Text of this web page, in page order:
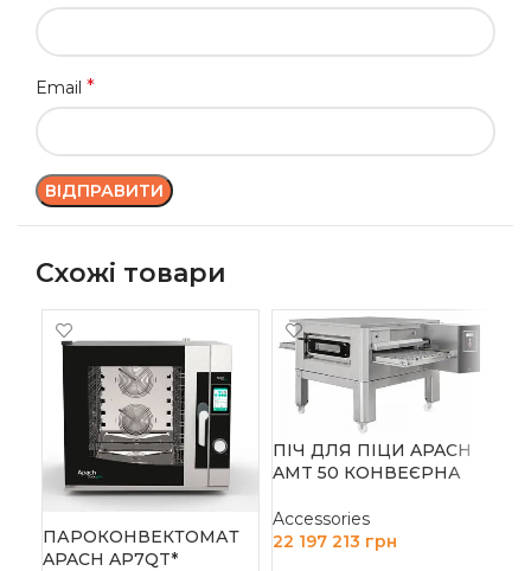
Email *
Схожі товари
ПАРОКОНВЕКТОМАТ
APACH AP7QT*
ПІЧ ДЛЯ ПІЦИ APACH
AMT 50 КОНВЕЄРНА
Accessories
22 197 213 грн